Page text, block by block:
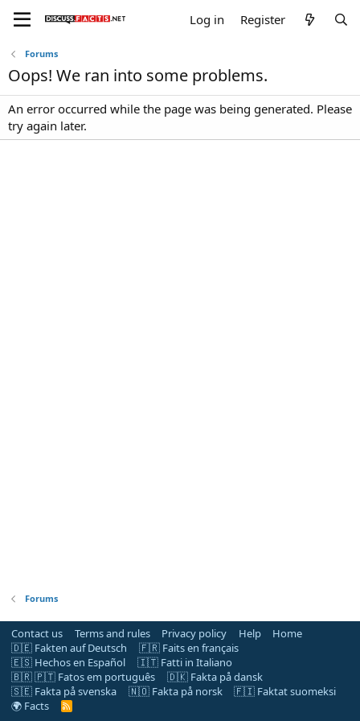
Log in Register
Forums
Oops! We ran into some problems.
An error occurred while the page was being generated. Please
try again later.
Forums
Contact us Terms and rules Privacy policy Help
Home
🇩🇪 Fakten auf Deutsch
🇫🇷 Faits en français
🇪🇸 Hechos en Español
🇮🇹 Fatti in Italiano
🇧🇷 🇵🇹 Fatos em português
🇩🇰 Fakta på dansk
🇸🇪 Fakta på svenska
🇳🇴 Fakta på norsk
🇫🇮 Faktat suomeksi
🌍 Facts
R